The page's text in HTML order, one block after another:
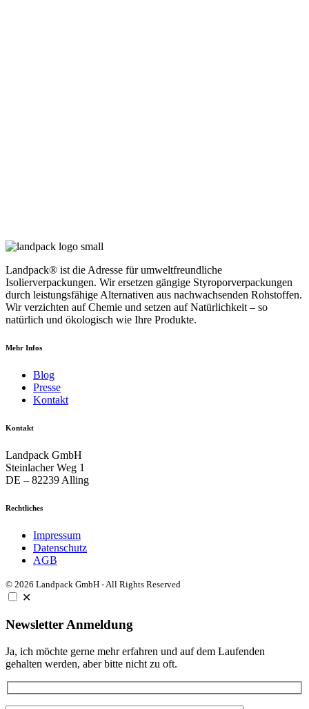
Landpack® ist die Adresse für umweltfreundliche
Isolierverpackungen. Wir ersetzen gängige Styroporverpackungen
durch leistungsfähige Alternativen aus nachwachsenden Rohstoffen.
Wir verzichten auf Chemie und setzen auf Natürlichkeit – so
natürlich und ökologisch wie Ihre Produkte.
Mehr Infos
Blog
Presse
Kontakt
Kontakt
Landpack GmbH
Steinlacher Weg 1
DE – 82239 Alling
Rechtliches
Impressum
Datenschutz
AGB
© 2026 Landpack GmbH - All Rights Reserved
✕
Newsletter Anmeldung
Ja, ich möchte gerne mehr erfahren und auf dem Laufenden
gehalten werden, aber bitte nicht zu oft.